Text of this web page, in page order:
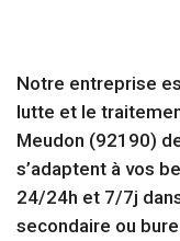
Notre entreprise
lutte et le
Meudon (92190)
s’adaptent à vos
24/24h et 7/7j
secondaire ou